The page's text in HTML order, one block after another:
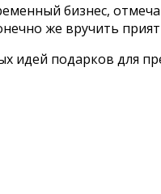
бизнес,
же вручить
идей подарков для